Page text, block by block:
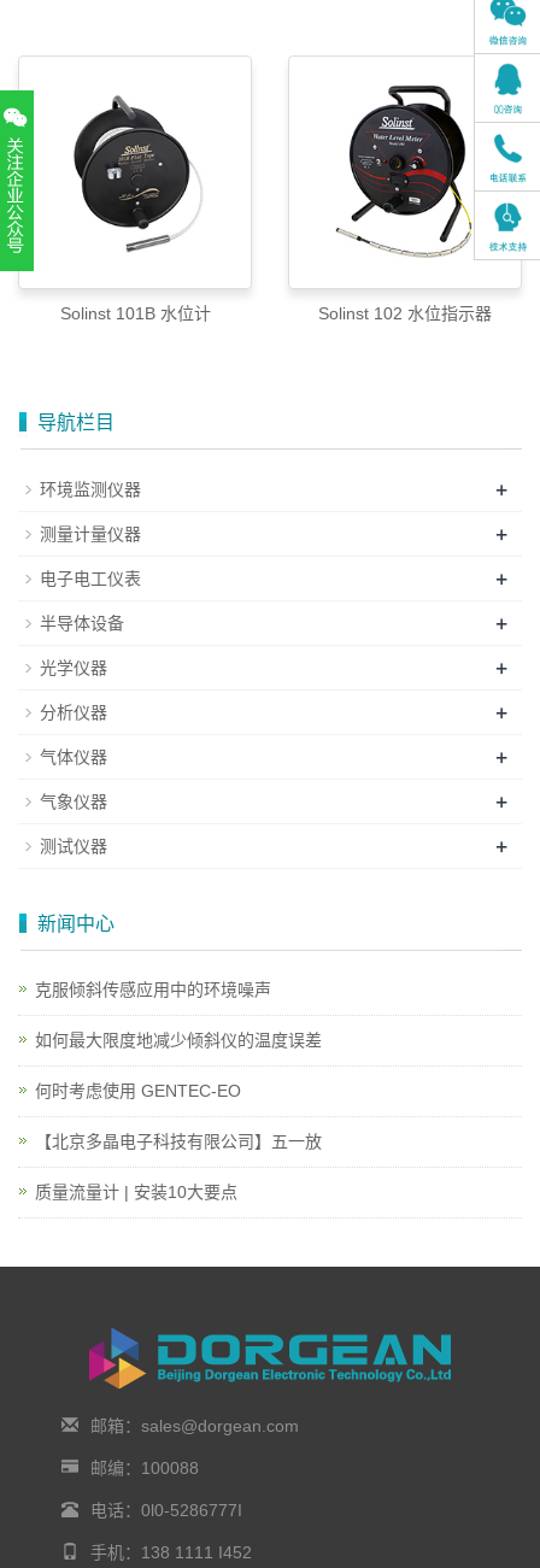
Solinst 101B 水位计 Solinst 102 水位指示器
导航栏目
环境监测仪器 +
测量计量仪器 +
电子电工仪表 +
半导体设备 +
光学仪器 +
分析仪器 +
气体仪器 +
气象仪器 +
测试仪器 +
新闻中心
克服倾斜传感应用中的环境噪声
如何最大限度地减少倾斜仪的温度误差
何时考虑使用 GENTEC-EO
【北京多晶电子科技有限公司】五一放
质量流量计 | 安装10大要点
邮箱：sales@dorgean.com
邮编：100088
电话：0l0-5286777I
手机：138 1111 I452